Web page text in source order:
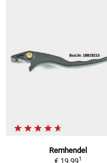
Remhendel
€ 19,991